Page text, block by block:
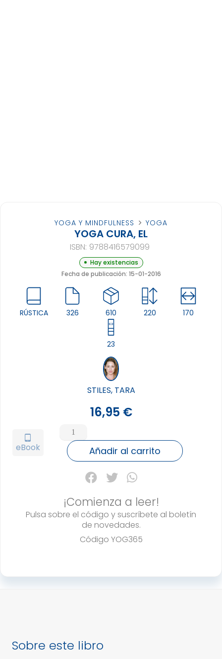
YOGA Y MINDFULNESS YOGA
YOGA CURA, EL
ISBN: 9788416579099
Hay existencias
Fecha de publicación: 15-01-2016
RÚSTICA 326 610 220 170
23
STILES, TARA
16,95 €
tablet_android
eBook
YOGA
CURA,
cantidad
Añadir al carrito
¡Comienza a leer!
Pulsa sobre el código y suscríbete al boletín
de novedades.
Código YOG365
Sobre este libro